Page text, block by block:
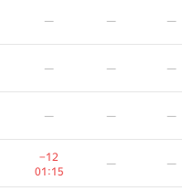
— — —
— — —
— — —
−12
01:15
— —
01:23
00:53
−4
00:49